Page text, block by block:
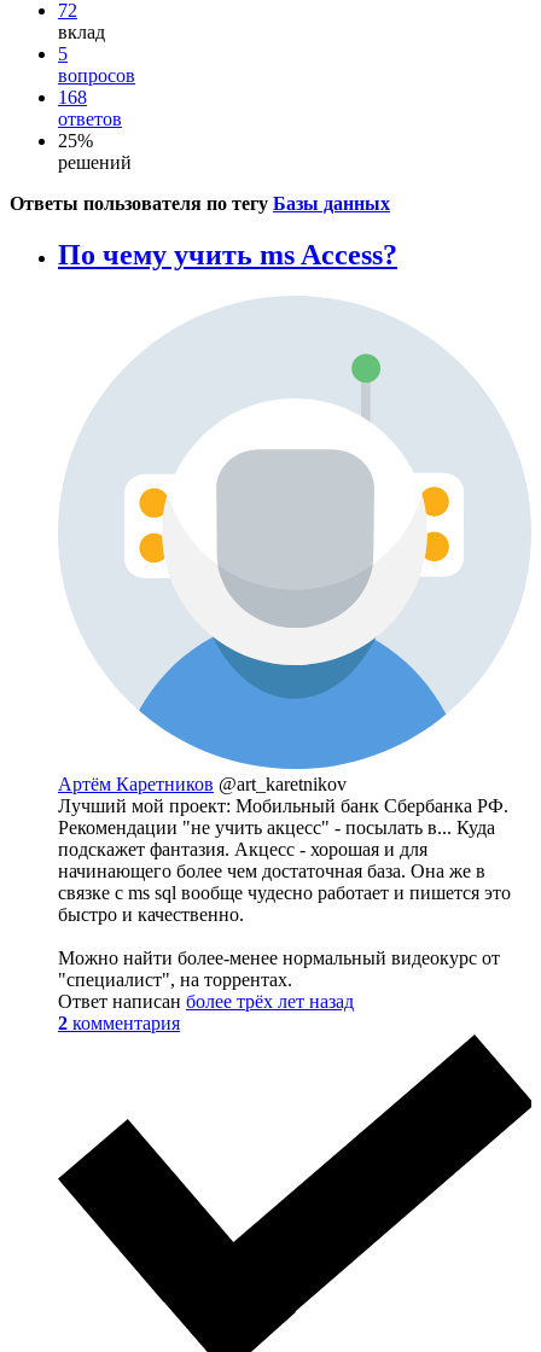
72
вклад
5
вопросов
168
ответов
25%
решений
Ответы пользователя по тегу Базы данных
По чему учить ms Access?
Артём Каретников @art_karetnikov
Лучший мой проект: Мобильный банк Сбербанка РФ.
Рекомендации "не учить акцесс" - посылать в... Куда
подскажет фантазия. Акцесс - хорошая и для
начинающего более чем достаточная база. Она же в
связке с ms sql вообще чудесно работает и пишется это
быстро и качественно.
Можно найти более-менее нормальный видеокурс от
"специалист", на торрентах.
Ответ написан более трёх лет назад
2 комментария